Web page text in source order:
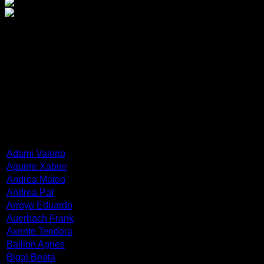
Adami Valerio
Aguirre Xabier
Andrea Mateo
Andrea Pat
Arroyo Eduardo
Auerbach Frank
Axente Teodora
Baillon Agnes
Bigaj Beata